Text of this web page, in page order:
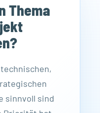
Thema
sinnvoll sind